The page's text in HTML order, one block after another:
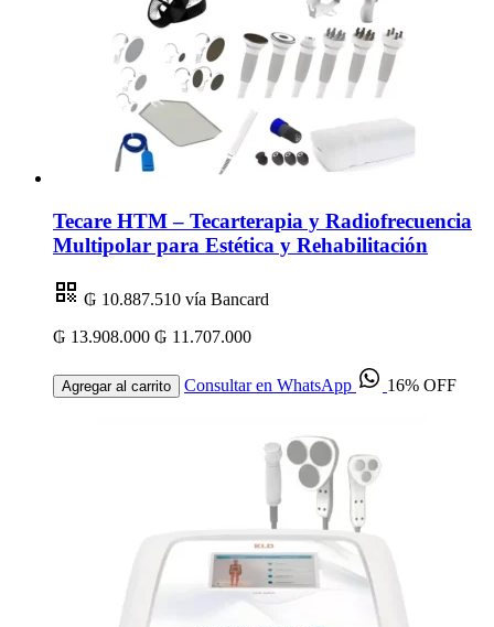
Tecare HTM – Tecarterapia y Radiofrecuencia
Multipolar para Estética y Rehabilitación
₲ 10.887.510 vía Bancard
₲ 13.908.000 ₲ 11.707.000
Agregar al carrito Consultar en WhatsApp 16% OFF